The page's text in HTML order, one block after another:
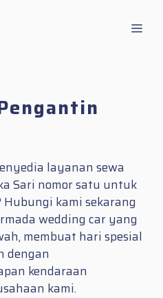
layanan sewa
Sari nomor satu untuk
kami sekarang
wedding car yang
membuat hari spesial
dengan
kendaraan
kami.